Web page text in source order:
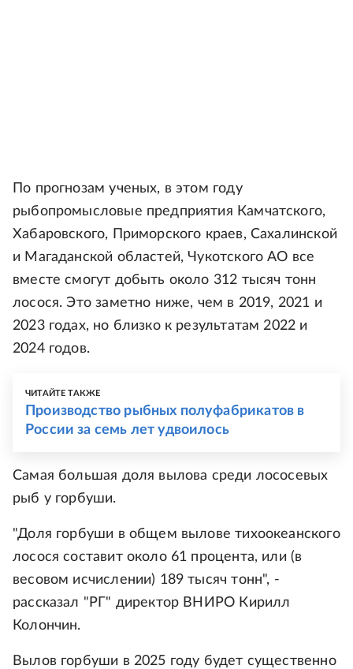
По прогнозам ученых, в этом году
рыбопромысловые предприятия Камчатского,
Хабаровского, Приморского краев, Сахалинской
и Магаданской областей, Чукотского АО все
вместе смогут добыть около 312 тысяч тонн
лосося. Это заметно ниже, чем в 2019, 2021 и
2023 годах, но близко к результатам 2022 и
2024 годов.
ЧИТАЙТЕ ТАКЖЕ
Производство рыбных полуфабрикатов в
России за семь лет удвоилось
Самая большая доля вылова среди лососевых
рыб у горбуши.
"Доля горбуши в общем вылове тихоокеанского
лосося составит около 61 процента, или (в
весовом исчислении) 189 тысяч тонн", -
рассказал "РГ" директор ВНИРО Кирилл
Колончин.
Вылов горбуши в 2025 году будет существенно